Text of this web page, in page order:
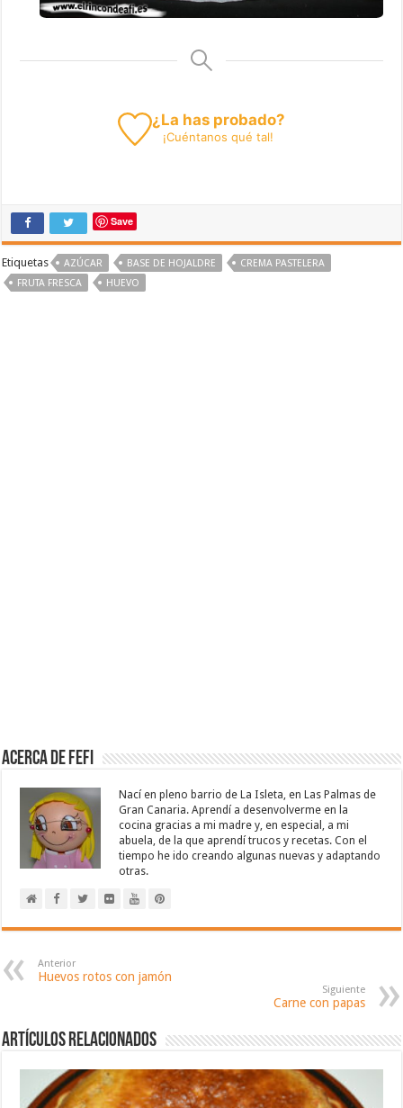
¿La has probado?
¡Cuéntanos qué tal!
Save
Etiquetas AZÚCAR BASE DE HOJALDRE
CREMA PASTELERA
FRUTA FRESCA
HUEVO
Acerca de Fefi
Nací en pleno barrio de La Isleta, en Las Palmas de
Gran Canaria. Aprendí a desenvolverme en la
cocina gracias a mi madre y, en especial, a mi
abuela, de la que aprendí trucos y recetas. Con el
tiempo he ido creando algunas nuevas y adaptando
otras.
Anterior
Huevos rotos con jamón
Siguiente
Carne con papas
Artículos relacionados